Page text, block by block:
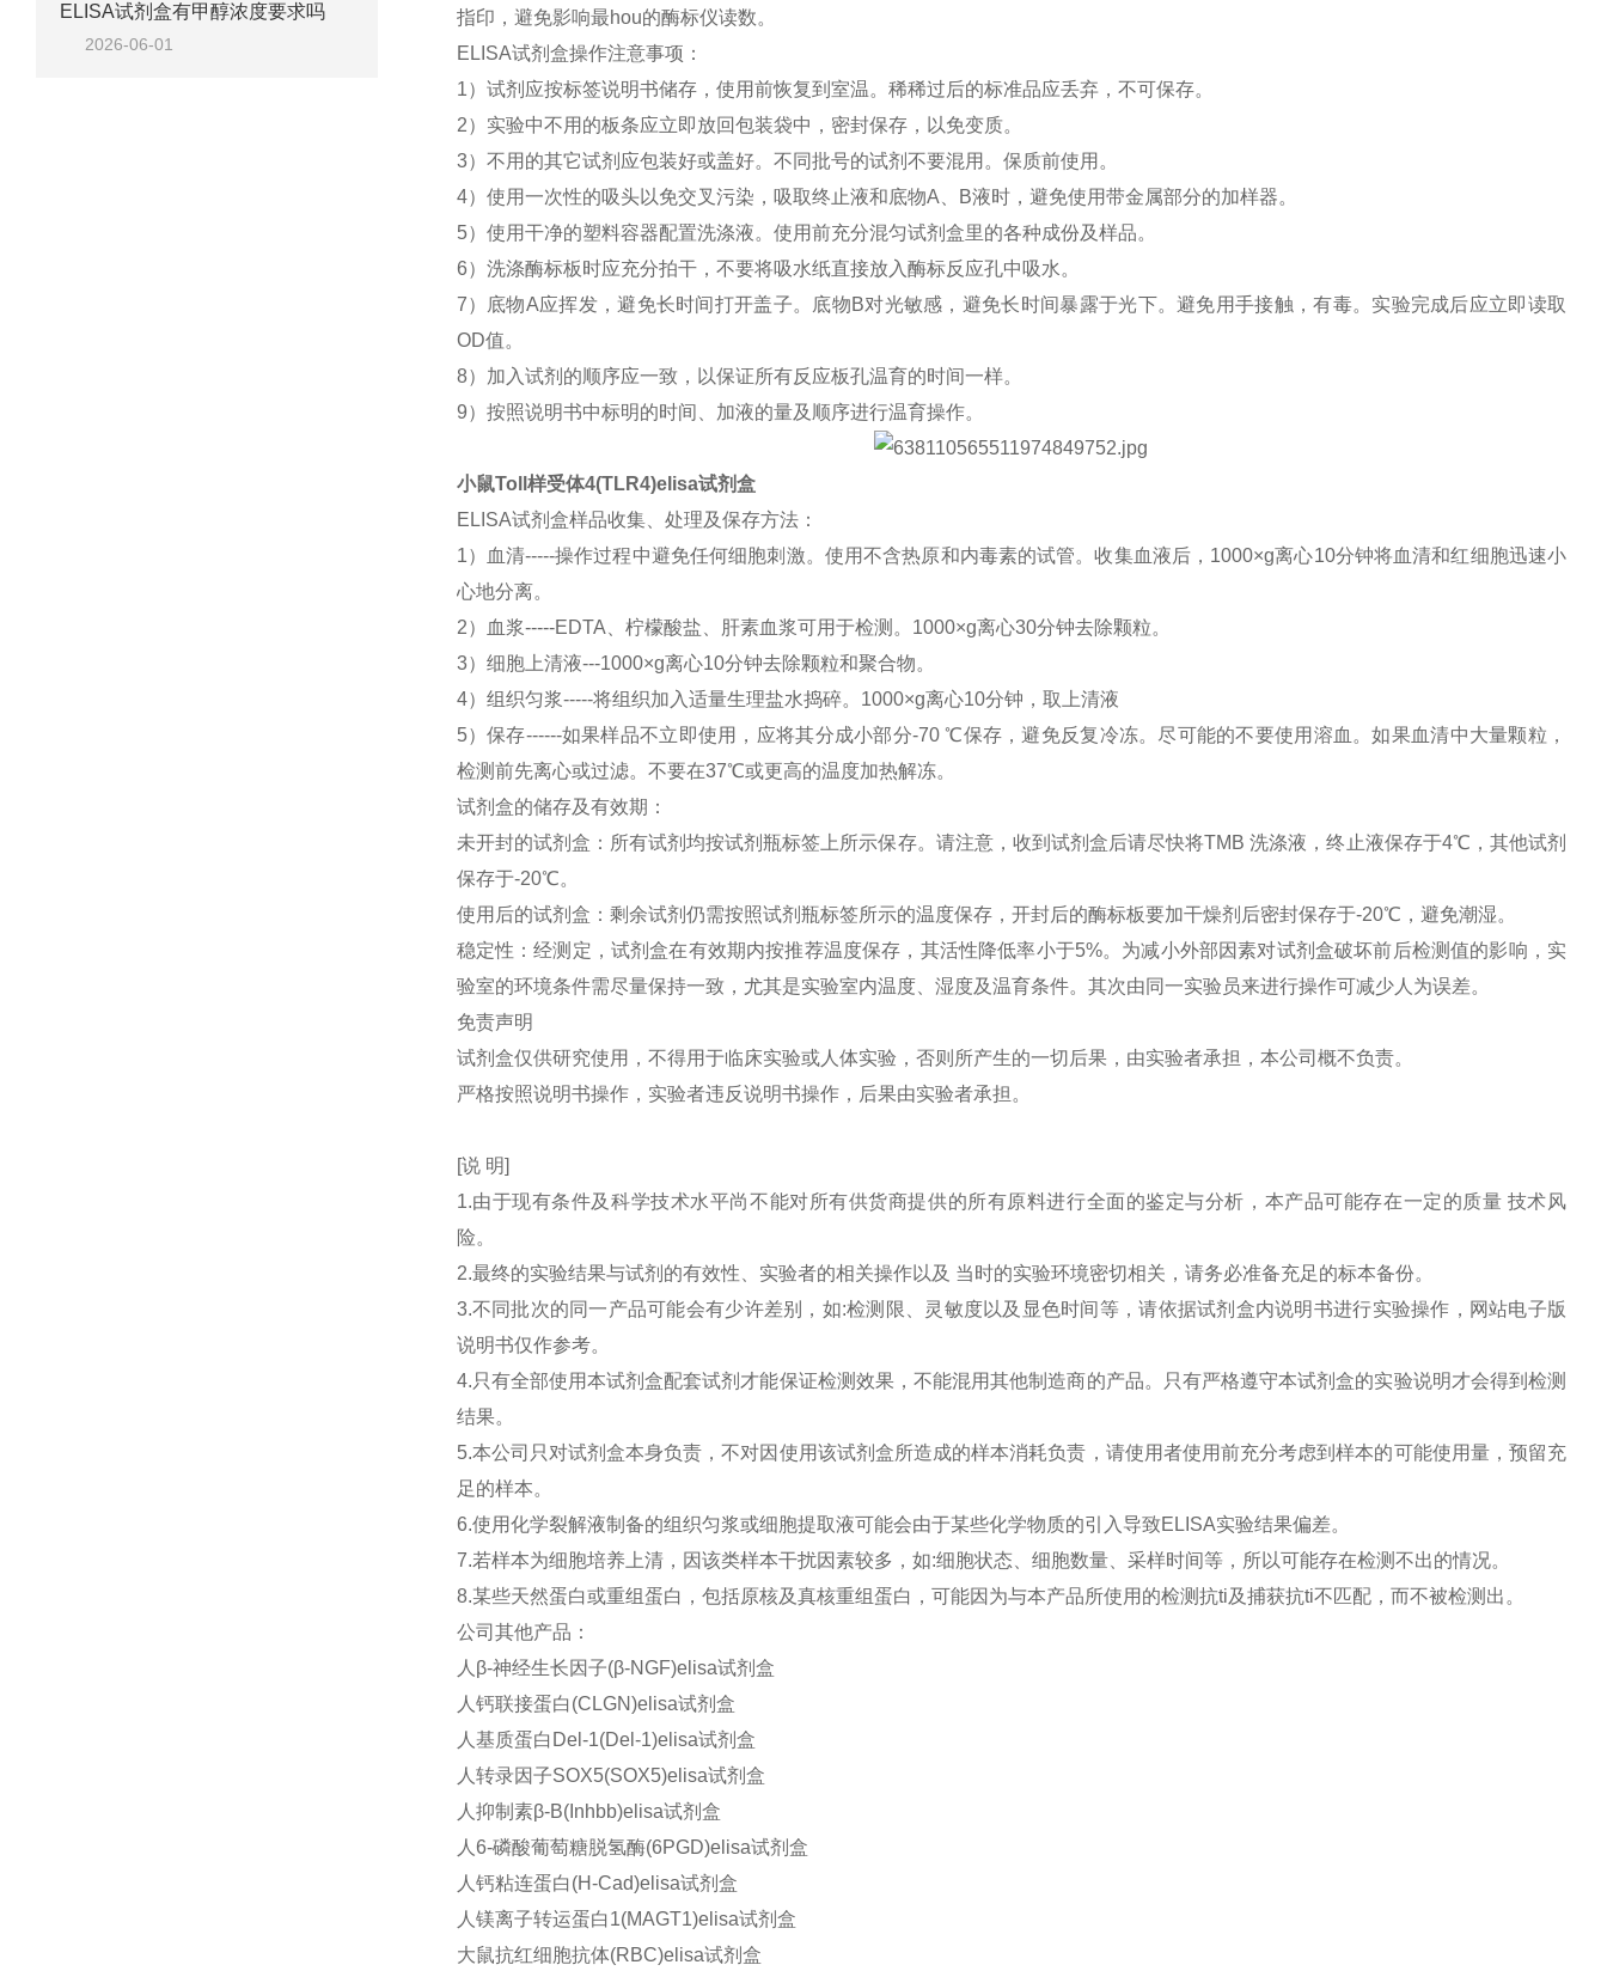
ELISA试剂盒有甲醇浓度要求吗
2026-06-01
指印，避免影响最hou的酶标仪读数。
ELISA试剂盒操作注意事项：
1）试剂应按标签说明书储存，使用前恢复到室温。稀稀过后的标准品应丢弃，不可保存。
2）实验中不用的板条应立即放回包装袋中，密封保存，以免变质。
3）不用的其它试剂应包装好或盖好。不同批号的试剂不要混用。保质前使用。
4）使用一次性的吸头以免交叉污染，吸取终止液和底物A、B液时，避免使用带金属部分的加样器。
5）使用干净的塑料容器配置洗涤液。使用前充分混匀试剂盒里的各种成份及样品。
6）洗涤酶标板时应充分拍干，不要将吸水纸直接放入酶标反应孔中吸水。
7）底物A应挥发，避免长时间打开盖子。底物B对光敏感，避免长时间暴露于光下。避免用手接触，有毒。实验完成后应立即读取
OD值。
8）加入试剂的顺序应一致，以保证所有反应板孔温育的时间一样。
9）按照说明书中标明的时间、加液的量及顺序进行温育操作。
小鼠Toll样受体4(TLR4)elisa试剂盒
ELISA试剂盒样品收集、处理及保存方法：
1）血清-----操作过程中避免任何细胞刺激。使用不含热原和内毒素的试管。收集血液后，1000×g离心10分钟将血清和红细胞迅速小
心地分离。
2）血浆-----EDTA、柠檬酸盐、肝素血浆可用于检测。1000×g离心30分钟去除颗粒。
3）细胞上清液---1000×g离心10分钟去除颗粒和聚合物。
4）组织匀浆-----将组织加入适量生理盐水捣碎。1000×g离心10分钟，取上清液
5）保存------如果样品不立即使用，应将其分成小部分-70 ℃保存，避免反复冷冻。尽可能的不要使用溶血。如果血清中大量颗粒，
检测前先离心或过滤。不要在37℃或更高的温度加热解冻。
试剂盒的储存及有效期：
未开封的试剂盒：所有试剂均按试剂瓶标签上所示保存。请注意，收到试剂盒后请尽快将TMB 洗涤液，终止液保存于4℃，其他试剂
保存于-20℃。
使用后的试剂盒：剩余试剂仍需按照试剂瓶标签所示的温度保存，开封后的酶标板要加干燥剂后密封保存于-20℃，避免潮湿。
稳定性：经测定，试剂盒在有效期内按推荐温度保存，其活性降低率小于5%。为减小外部因素对试剂盒破坏前后检测值的影响，实
验室的环境条件需尽量保持一致，尤其是实验室内温度、湿度及温育条件。其次由同一实验员来进行操作可减少人为误差。
免责声明
试剂盒仅供研究使用，不得用于临床实验或人体实验，否则所产生的一切后果，由实验者承担，本公司概不负责。
严格按照说明书操作，实验者违反说明书操作，后果由实验者承担。
[说 明]
1.由于现有条件及科学技术水平尚不能对所有供货商提供的所有原料进行全面的鉴定与分析，本产品可能存在一定的质量 技术风
险。
2.最终的实验结果与试剂的有效性、实验者的相关操作以及 当时的实验环境密切相关，请务必准备充足的标本备份。
3.不同批次的同一产品可能会有少许差别，如:检测限、灵敏度以及显色时间等，请依据试剂盒内说明书进行实验操作，网站电子版
说明书仅作参考。
4.只有全部使用本试剂盒配套试剂才能保证检测效果，不能混用其他制造商的产品。只有严格遵守本试剂盒的实验说明才会得到检测
结果。
5.本公司只对试剂盒本身负责，不对因使用该试剂盒所造成的样本消耗负责，请使用者使用前充分考虑到样本的可能使用量，预留充
足的样本。
6.使用化学裂解液制备的组织匀浆或细胞提取液可能会由于某些化学物质的引入导致ELISA实验结果偏差。
7.若样本为细胞培养上清，因该类样本干扰因素较多，如:细胞状态、细胞数量、采样时间等，所以可能存在检测不出的情况。
8.某些天然蛋白或重组蛋白，包括原核及真核重组蛋白，可能因为与本产品所使用的检测抗ti及捕获抗ti不匹配，而不被检测出。
公司其他产品：
人β-神经生长因子(β-NGF)elisa试剂盒
人钙联接蛋白(CLGN)elisa试剂盒
人基质蛋白Del-1(Del-1)elisa试剂盒
人转录因子SOX5(SOX5)elisa试剂盒
人抑制素β-B(Inhbb)elisa试剂盒
人6-磷酸葡萄糖脱氢酶(6PGD)elisa试剂盒
人钙粘连蛋白(H-Cad)elisa试剂盒
人镁离子转运蛋白1(MAGT1)elisa试剂盒
大鼠抗红细胞抗体(RBC)elisa试剂盒